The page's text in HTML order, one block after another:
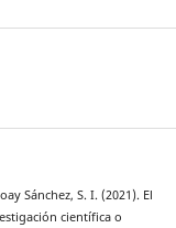
Sánchez, S. I. (2021). El
científica o